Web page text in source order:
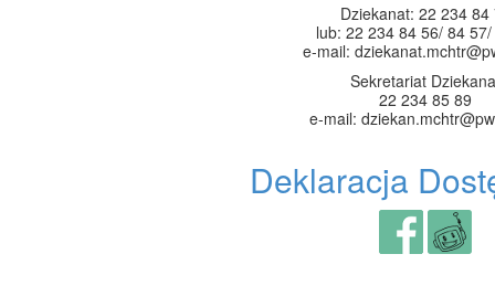
Dziekanat: 22 234 84
lub: 22 234 84 56/ 84
e-mail:
Sekretariat
22 234 85 89
e-mail:
Deklaracja